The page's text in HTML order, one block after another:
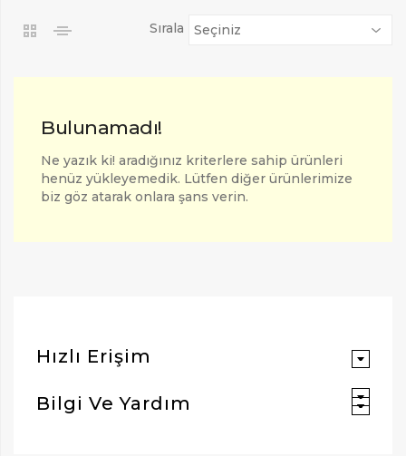
Sırala
Bulunamadı!
Ne yazık ki! aradığınız kriterlere sahip ürünleri
henüz yükleyemedik. Lütfen diğer ürünlerimize
biz göz atarak onlara şans verin.
Hızlı Erişim
Bilgi Ve Yardım